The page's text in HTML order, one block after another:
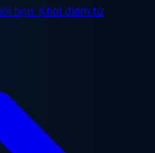
hạn. Khởi điểm từ